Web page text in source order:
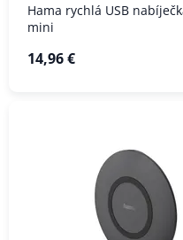
Hama rychlá USB
mini
14,96 €